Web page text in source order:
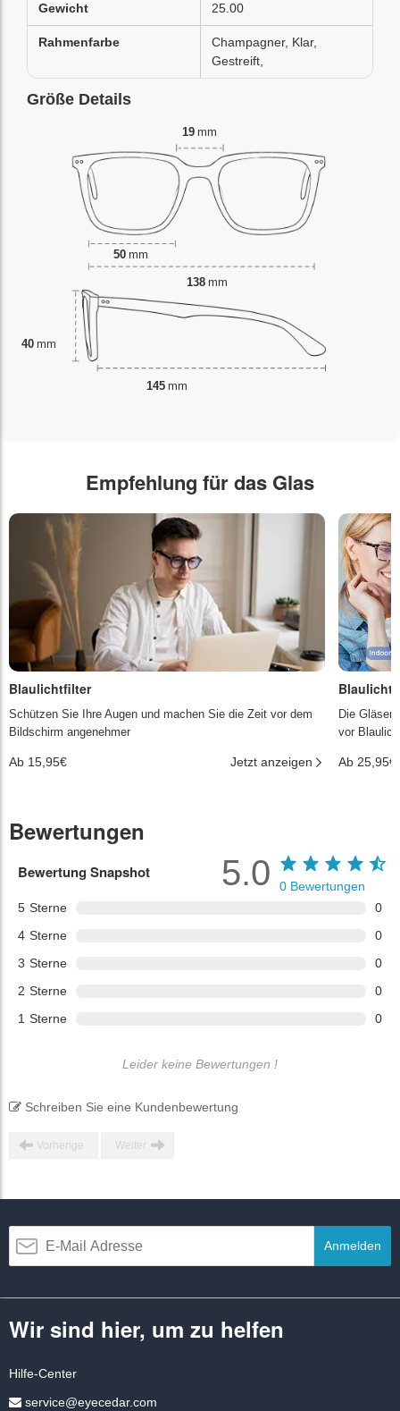
Gewicht 25.00
Rahmenfarbe
Champagner, Klar,
Gestreift,
Größe Details
19 mm
50 mm
40 mm
138 mm
145 mm
Empfehlung für das Glas
Blaulichtfilter
Schützen Sie Ihre Augen und machen Sie die Zeit vor dem
Bildschirm angenehmer
Ab 15,95€ Jetzt anzeigen
Die Gläser
vor
Ab 25,95€
Bewertungen
Bewertung Snapshot
5 Sterne
0
4 Sterne
0
3 Sterne
0
2 Sterne
0
1 Sterne 0
5.0 0 Bewertungen
Leider keine Bewertungen !
Schreiben Sie eine Kundenbewertung
Vorherige Weiter
Anmelden
Wir sind hier, um zu helfen
Hilfe-Center
service@eyecedar.com